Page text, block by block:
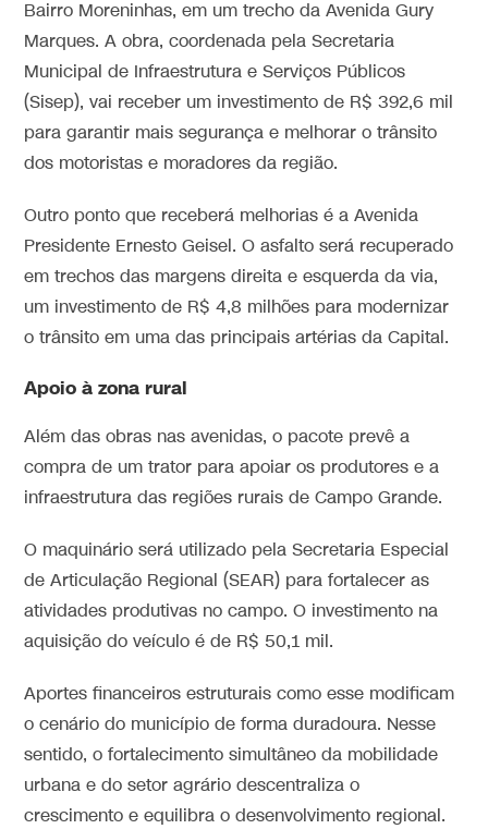
Bairro Moreninhas, em um trecho da Avenida Gury
Marques. A obra, coordenada pela Secretaria
Municipal de Infraestrutura e Serviços Públicos
(Sisep), vai receber um investimento de R$ 392,6 mil
para garantir mais segurança e melhorar o trânsito
dos motoristas e moradores da região.
Outro ponto que receberá melhorias é a Avenida
Presidente Ernesto Geisel. O asfalto será recuperado
em trechos das margens direita e esquerda da via,
um investimento de R$ 4,8 milhões para modernizar
o trânsito em uma das principais artérias da Capital.
Apoio à zona rural
Além das obras nas avenidas, o pacote prevê a
compra de um trator para apoiar os produtores e a
infraestrutura das regiões rurais de Campo Grande.
O maquinário será utilizado pela Secretaria Especial
de Articulação Regional (SEAR) para fortalecer as
atividades produtivas no campo. O investimento na
aquisição do veículo é de R$ 50,1 mil.
Aportes financeiros estruturais como esse modificam
o cenário do município de forma duradoura. Nesse
sentido, o fortalecimento simultâneo da mobilidade
urbana e do setor agrário descentraliza o
crescimento e equilibra o desenvolvimento regional.